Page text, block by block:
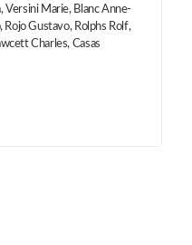
Versini Marie, Blanc Anne-
Gustavo, Rolphs Rolf,
Charles, Casas